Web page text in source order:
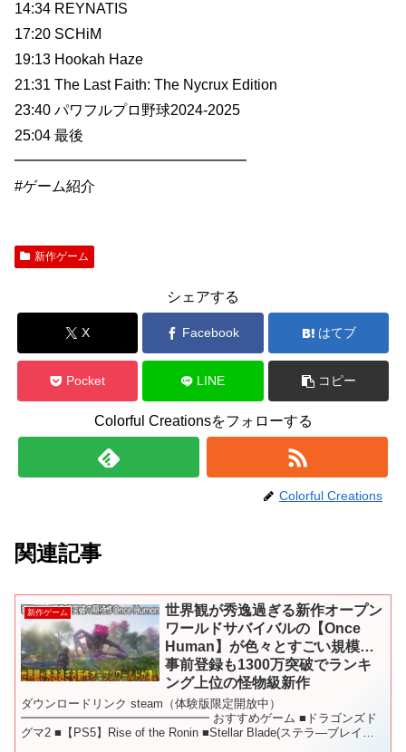
14:34 REYNATIS
17:20 SCHiM
19:13 Hookah Haze
21:31 The Last Faith: The Nycrux Edition
23:40 パワフルプロ野球2024-2025
25:04 最後
━━━━━━━━━━━━━━━━
#ゲーム紹介
新作ゲーム
シェアする
X Facebook はてブ
Pocket LINE コピー
Colorful Creationsをフォローする
Colorful Creations
関連記事
新作ゲーム
世界観が秀逸過ぎる新作オープン
ワールドサバイバルの【Once
Human】が色々とすごい規模…
事前登録も1300万突破でランキ
ング上位の怪物級新作
ダウンロードリンク steam（体験版限定開放中）
━━━━━━━━━━━━━━━━ おすすめゲーム ■ドラゴンズド
グマ2 ■【PS5】Rise of the Ronin ■Stellar Blade(ステラ―ブレイド)